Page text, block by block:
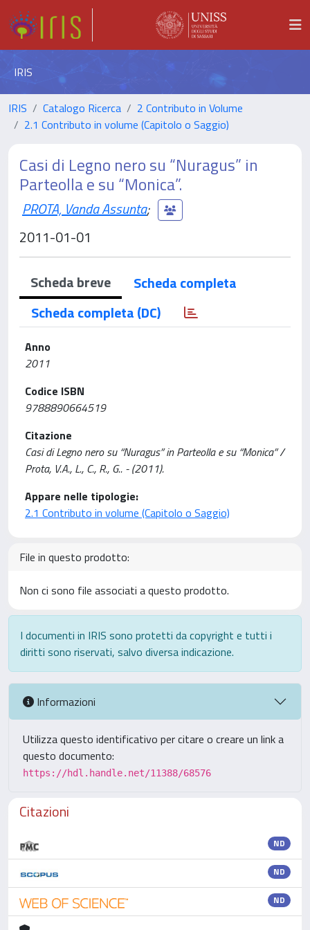
IRIS
IRIS Catalogo Ricerca
2 Contributo in Volume
2.1 Contributo in volume (Capitolo o Saggio)
Casi di Legno nero su “Nuragus” in
Parteolla e su “Monica”.
PROTA, Vanda Assunta;
2011-01-01
Scheda breve
Scheda completa
Scheda completa (DC)
Anno
2011
Codice ISBN
9788890664519
Citazione
Casi di Legno nero su “Nuragus” in Parteolla e su “Monica” /
Prota, V.A., L., C., R., G.. - (2011).
Appare nelle tipologie:
2.1 Contributo in volume (Capitolo o Saggio)
File in questo prodotto:
Non ci sono file associati a questo prodotto.
I documenti in IRIS sono protetti da copyright e tutti i
diritti sono riservati, salvo diversa indicazione.
Informazioni
Utilizza questo identificativo per citare o creare un link a
questo documento:
https://hdl.handle.net/11388/68576
Citazioni
ND
ND
ND